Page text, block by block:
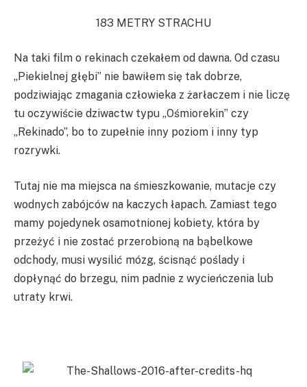
183 METRY STRACHU
Na taki film o rekinach czekałem od dawna. Od czasu
„Piekielnej głębi” nie bawiłem się tak dobrze,
podziwiając zmagania człowieka z żarłaczem i nie liczę
tu oczywiście dziwactw typu „Ośmiorekin” czy
„Rekinado”, bo to zupełnie inny poziom i inny typ
rozrywki.
Tutaj nie ma miejsca na śmieszkowanie, mutacje czy
wodnych zabójców na kaczych łapach. Zamiast tego
mamy pojedynek osamotnionej kobiety, która by
przeżyć i nie zostać przerobioną na bąbelkowe
odchody, musi wysilić mózg, ścisnąć poślady i
dopłynąć do brzegu, nim padnie z wycieńczenia lub
utraty krwi.